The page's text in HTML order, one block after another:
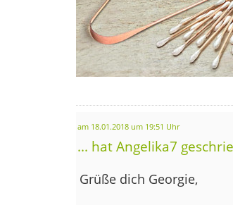
am 18.01.2018 um 19:51 Uhr
... hat Angelika7
Grüße dich Georgie,